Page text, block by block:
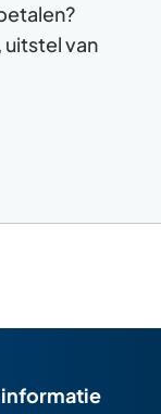
van
informatie